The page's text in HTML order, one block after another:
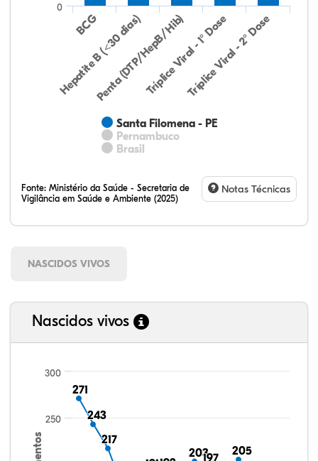
Santa Filomena - PE
Pernambuco
Brasil
BCG
Hepatite B (<30 dias)
Penta (DTP/HepB/Hib)Tríplice Viral - 1° Dose
Tríplice Viral - 2° Dose
0
Fonte: Ministério da Saúde - Secretaria de
Vigilância em Saúde e Ambiente (2025)
Notas Técnicas
NASCIDOS VIVOS
Nascidos vivos
271
271
243
243
217
217
203
203197
197
205
205
250
300